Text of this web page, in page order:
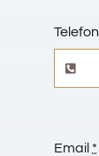
Telefon
Email *